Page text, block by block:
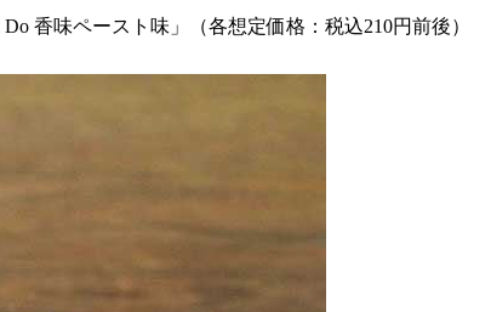
香味ペースト味」（各想定価格：税込210円前後）